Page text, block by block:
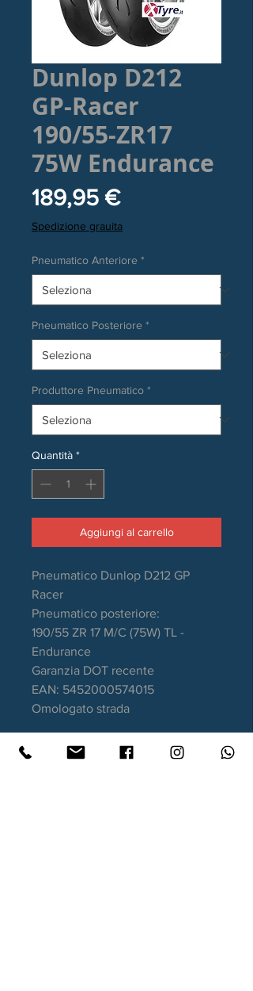
Dunlop D212
GP-Racer
190/55-ZR17
75W Endurance
189,95 €Prezzo
Spedizione grauita
Pneumatico Anteriore *
Pneumatico Posteriore *
Produttore Pneumatico *
Quantità *
Aggiungi al carrello
Pneumatico Dunlop D212 GP
Racer
Pneumatico posteriore:
190/55 ZR 17 M/C (75W) TL -
Endurance
Garanzia DOT recente
EAN: 5452000574015
Omologato strada